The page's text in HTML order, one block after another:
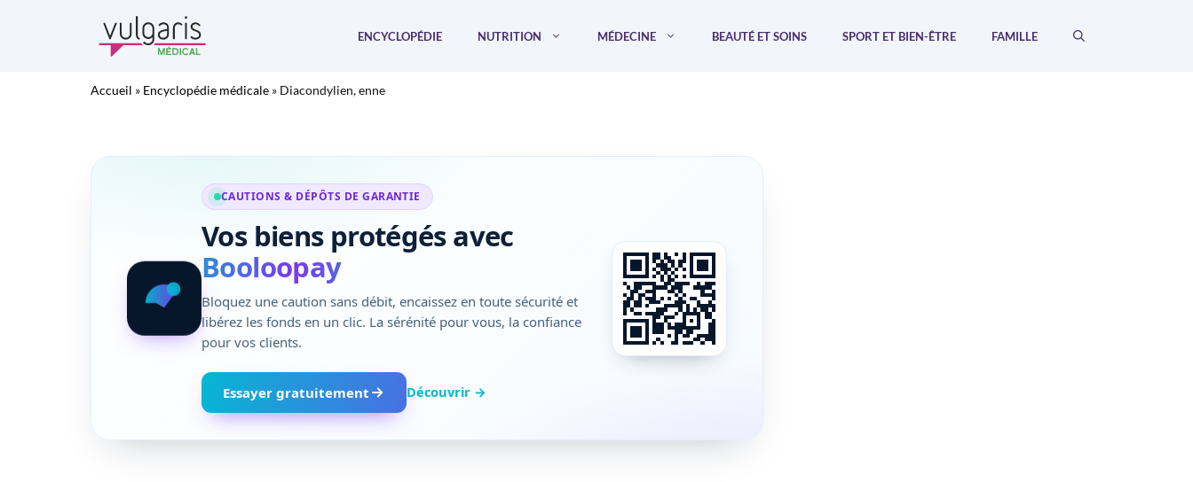
ENCYCLOPÉDIE NUTRITION MÉDECINE BEAUTÉ ET SOINS SPORT ET BIEN-ÊTRE FAMILLE
Accueil » Encyclopédie médicale » Diacondylien, enne
CAUTIONS & DÉPÔTS DE GARANTIE
Vos biens protégés avec
Booloopay
Bloquez une caution sans débit, encaissez en toute sécurité et
libérez les fonds en un clic. La sérénité pour vous, la confiance
pour vos clients.
Essayer gratuitement Découvrir →